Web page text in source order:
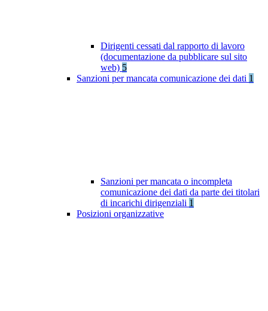
Dirigenti cessati dal rapporto di lavoro
(documentazione da pubblicare sul sito
web) 5
Sanzioni per mancata comunicazione dei dati 1
Sanzioni per mancata o incompleta
comunicazione dei dati da parte dei titolari
di incarichi dirigenziali 1
Posizioni organizzative